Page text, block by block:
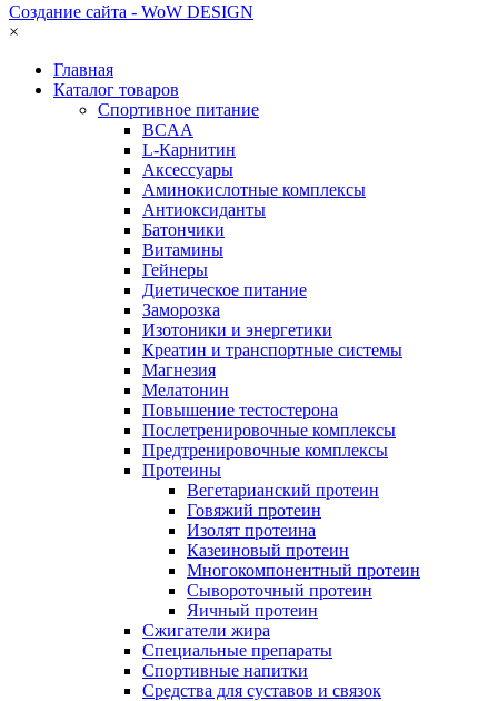
Создание сайта - WoW DESIGN
×
Главная
Каталог товаров
Спортивное питание
BCAA
L-Карнитин
Аксессуары
Аминокислотные комплексы
Антиоксиданты
Батончики
Витамины
Гейнеры
Диетическое питание
Заморозка
Изотоники и энергетики
Креатин и транспортные системы
Магнезия
Мелатонин
Повышение тестостерона
Послетренировочные комплексы
Предтренировочные комплексы
Протеины
Вегетарианский протеин
Говяжий протеин
Изолят протеина
Казеиновый протеин
Многокомпонентный протеин
Сывороточный протеин
Яичный протеин
Сжигатели жира
Специальные препараты
Спортивные напитки
Средства для суставов и связок